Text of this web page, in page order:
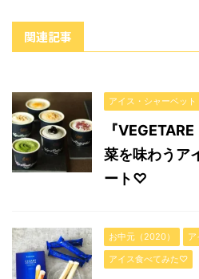
関連記事
アイス・シャーベット
『
菜を味わうア
ート♡
お中元（2020）
ア
アイス食べてみた♡